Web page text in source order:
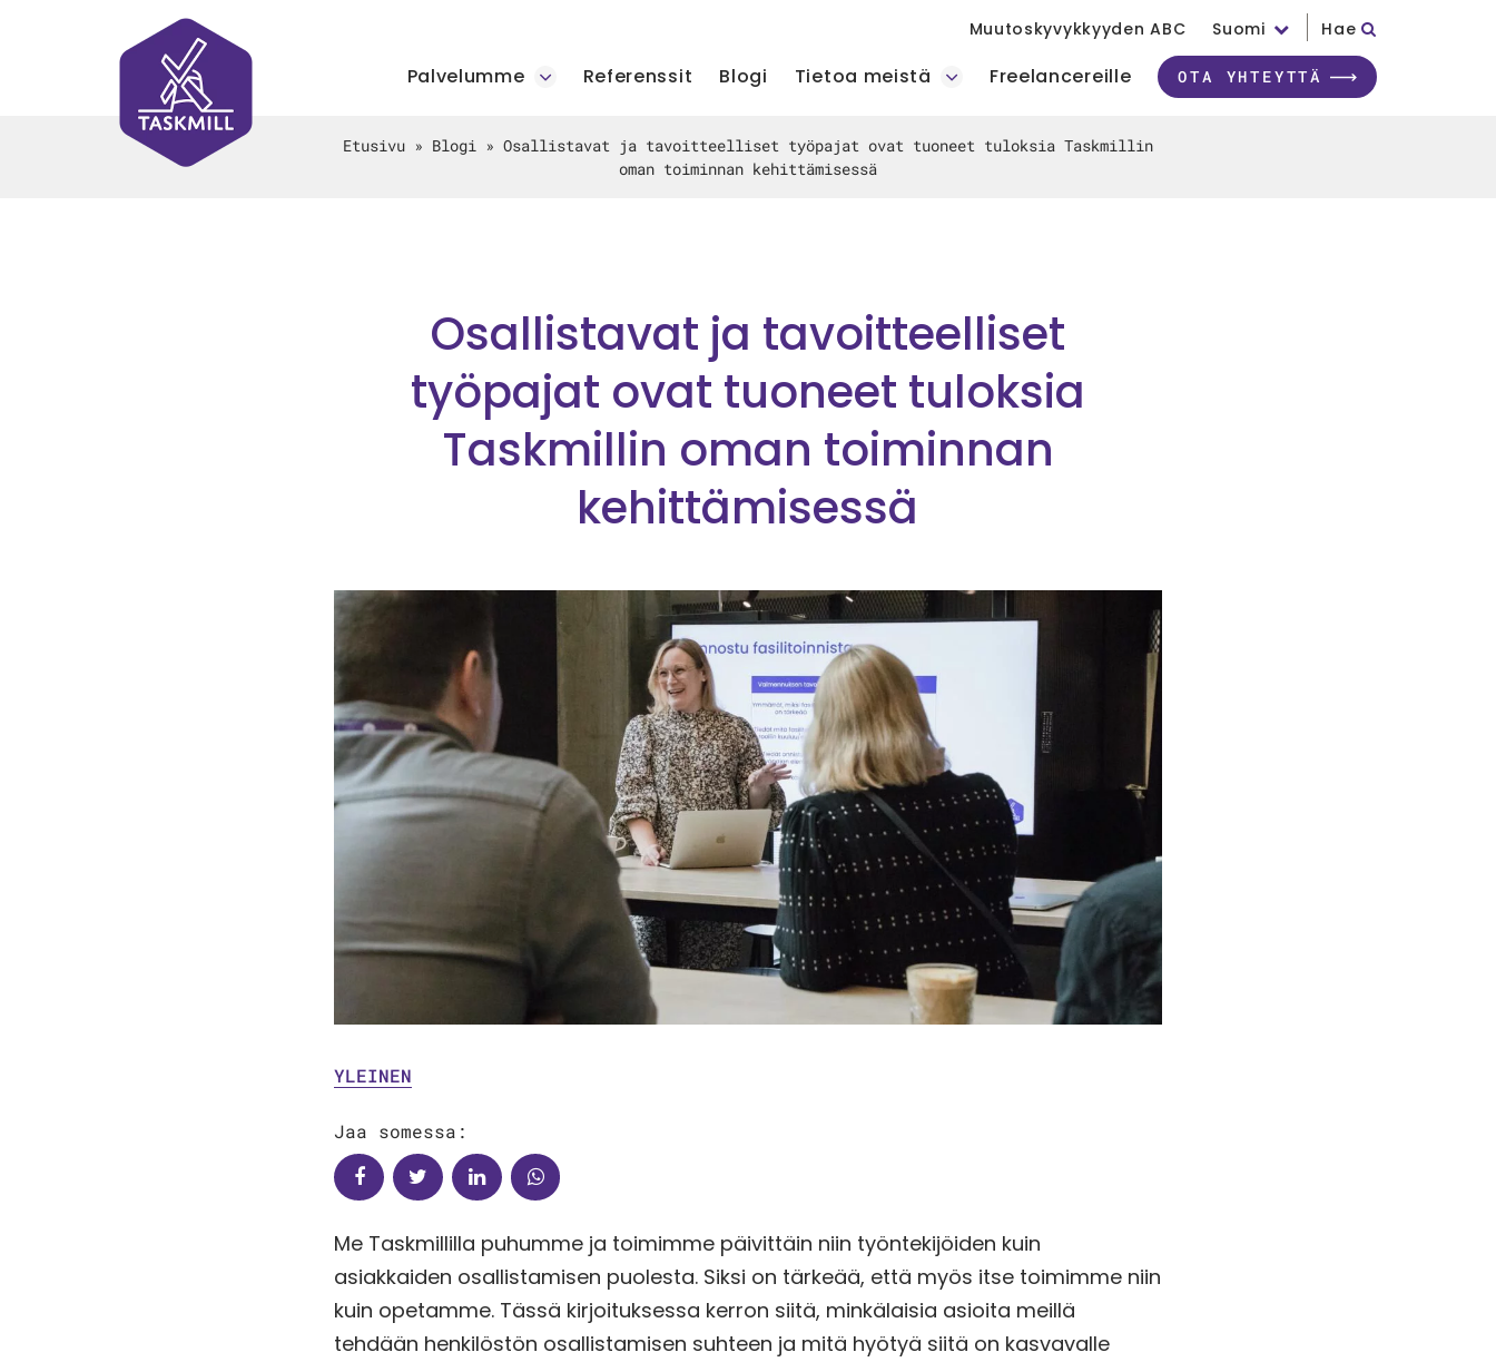
Muutoskyvykkyyden ABC Suomi Hae
Palvelumme Referenssit Blogi Tietoa meistä Freelancereille OTA YHTEYTTÄ
Etusivu» Blogi» Osallistavat ja tavoitteelliset työpajat ovat tuoneet tuloksia Taskmillin
oman toiminnan kehittämisessä
Osallistavat ja tavoitteelliset
työpajat ovat tuoneet tuloksia
Taskmillin oman toiminnan
kehittämisessä
YLEINEN
Jaa somessa:
Me Taskmillilla puhumme ja toimimme päivittäin niin työntekijöiden kuin
asiakkaiden osallistamisen puolesta. Siksi on tärkeää, että myös itse toimimme niin
kuin opetamme. Tässä kirjoituksessa kerron siitä, minkälaisia asioita meillä
tehdään henkilöstön osallistamisen suhteen ja mitä hyötyä siitä on kasvavalle